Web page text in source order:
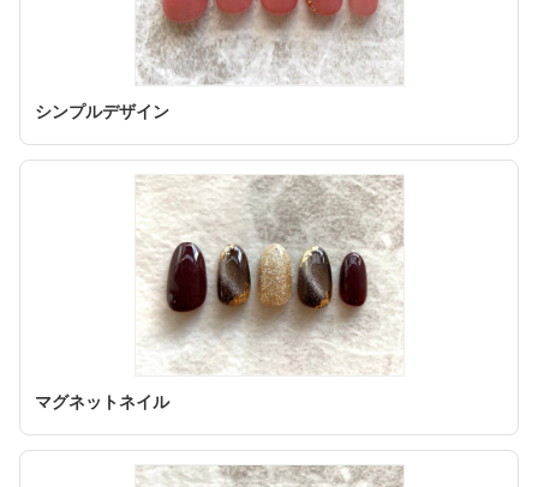
シンプルデザイン
マグネットネイル